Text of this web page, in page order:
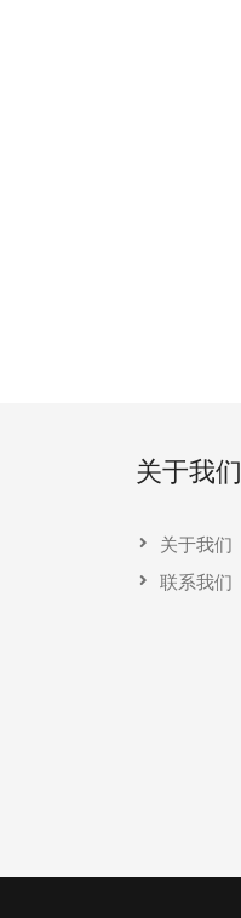
关于我们
关于我们
联系我们